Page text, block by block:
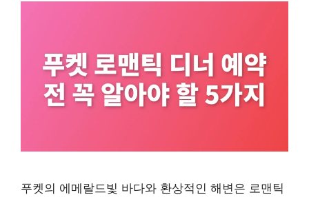
푸켓의 에메랄드빛 바다와 환상적인 해변은 로맨틱